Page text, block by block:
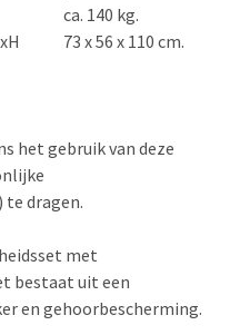
ca. 140 kg.
73 x 56 x 110 cm.
het gebruik van deze
te dragen.
met
bestaat uit een
en gehoorbescherming.